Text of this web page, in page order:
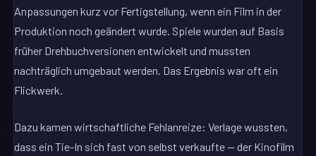
Anpassungen kurz vor Fertigstellung, wenn ein Film in der
Produktion noch geändert wurde. Spiele wurden auf Basis
früher Drehbuchversionen entwickelt und mussten
nachträglich umgebaut werden. Das Ergebnis war oft ein
Flickwerk.
Dazu kamen wirtschaftliche Fehlanreize: Verlage wussten,
dass ein Tie-In sich fast von selbst verkaufte — der Kinofilm